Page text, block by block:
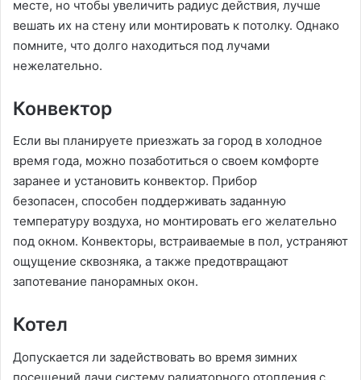
месте, но чтобы увеличить радиус действия, лучше
вешать их на стену или монтировать к потолку. Однако
помните, что долго находиться под лучами
нежелательно.
Конвектор
Если вы планируете приезжать за город в холодное
время года, можно позаботиться о своем комфорте
заранее и установить конвектор. Прибор
безопасен, способен поддерживать заданную
температуру воздуха, но монтировать его желательно
под окном. Конвекторы, встраиваемые в пол, устраняют
ощущение сквозняка, а также предотвращают
запотевание панорамных окон.
Котел
Допускается ли задействовать во время зимних